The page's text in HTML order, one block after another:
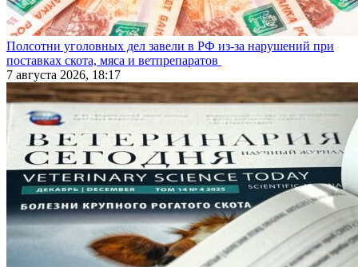
Полсотни уголовных дел завели в РФ из-за нарушений при
поставках скота, мяса и ветпрепаратов
7 августа 2026, 18:17